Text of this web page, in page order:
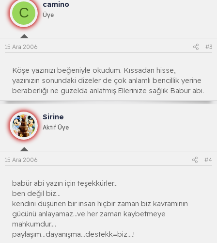
C
camino
Üye
15 Ara 2006 #3
Köşe yazınızı beğeniyle okudum. Kıssadan hisse,
yazınızın sonundaki dizeler de çok anlamlı bencillik yerine
beraberliği ne güzelda anlatmış.Ellerinize sağlık Babür abi.
Sirine
Aktif Üye
15 Ara 2006 #4
babür abi yazın için teşekkürler...
ben değil biz...
kendini düşünen bir insan hiçbir zaman biz kavramının
gücünü anlayamaz...ve her zaman kaybetmeye
mahkumdur....
paylaşım...dayanışma...destekk=biz....!